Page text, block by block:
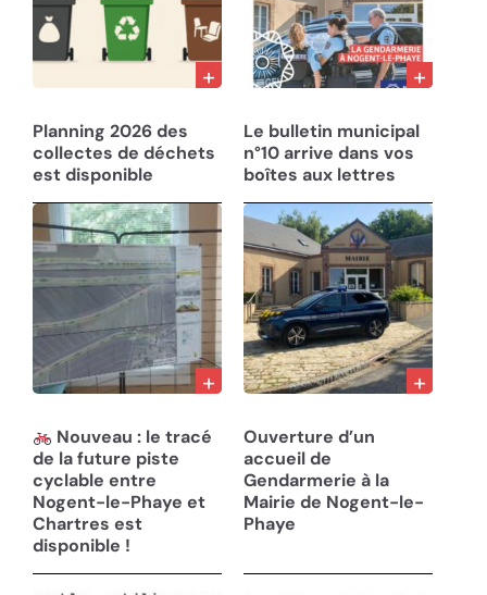
Planning 2026 des
collectes de déchets
est disponible
Le bulletin municipal
n°10 arrive dans vos
boîtes aux lettres
Nouveau : le tracé
de la future piste
cyclable entre
Nogent-le-Phaye et
Chartres est
disponible !
Ouverture d’un
accueil de
Gendarmerie à la
Mairie de Nogent-le-
Phaye